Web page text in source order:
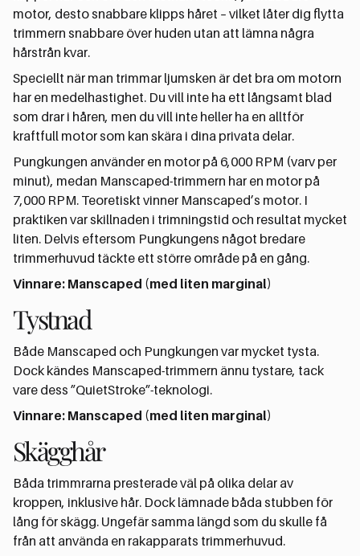
motor, desto snabbare klipps håret – vilket låter dig flytta
trimmern snabbare över huden utan att lämna några
hårstrån kvar.
Speciellt när man trimmar ljumsken är det bra om motorn
har en medelhastighet. Du vill inte ha ett långsamt blad
som drar i håren, men du vill inte heller ha en alltför
kraftfull motor som kan skära i dina privata delar.
Pungkungen använder en motor på 6,000 RPM (varv per
minut), medan Manscaped-trimmern har en motor på
7,000 RPM. Teoretiskt vinner Manscaped’s motor. I
praktiken var skillnaden i trimningstid och resultat mycket
liten. Delvis eftersom Pungkungens något bredare
trimmerhuvud täckte ett större område på en gång.
Vinnare: Manscaped (med liten marginal)
Tystnad
Både Manscaped och Pungkungen var mycket tysta.
Dock kändes Manscaped-trimmern ännu tystare, tack
vare dess ”QuietStroke”-teknologi.
Vinnare: Manscaped (med liten marginal)
Skägghår
Båda trimmrarna presterade väl på olika delar av
kroppen, inklusive hår. Dock lämnade båda stubben för
lång för skägg. Ungefär samma längd som du skulle få
från att använda en rakapparats trimmerhuvud.